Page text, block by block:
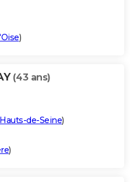
)
(43 ans)
Hauts-de-Seine)
)